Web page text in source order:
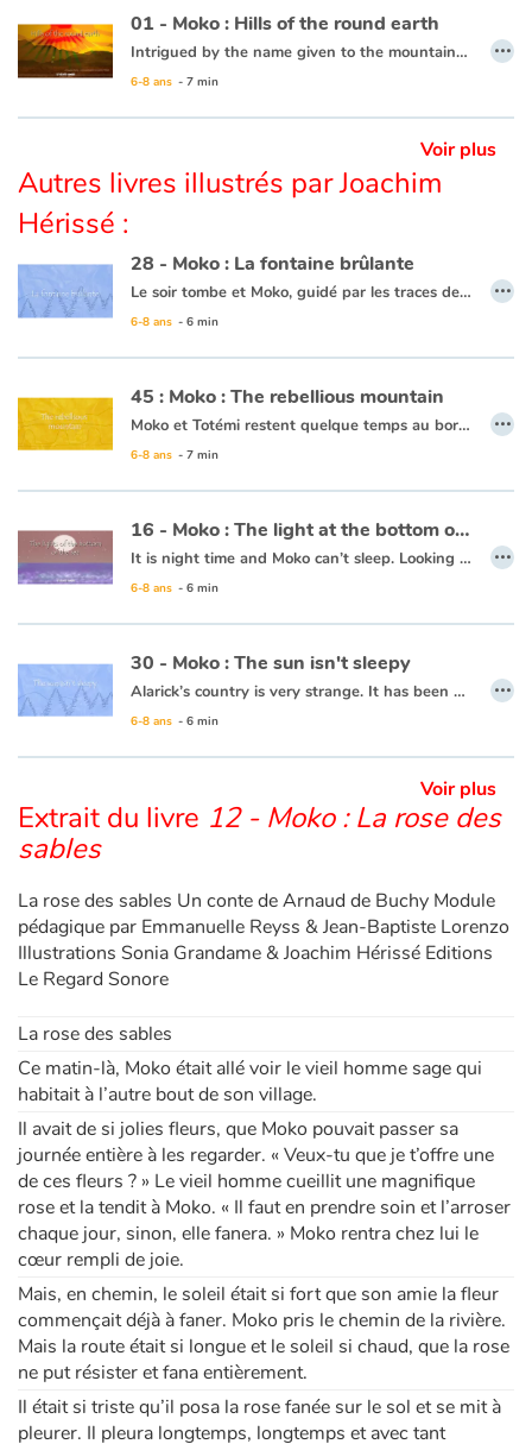
01 - Moko : Hills of the round earth
Intrigued by the name given to the mountains in the horizon, “the Hills of the round Earth”, Moko ventures off to see if the Earth is, in fact, round. An old wise man tells him that yes, if he were to walk in a straight line he could very well go all the way around the earth and come back to his starting point. Moko does as he is told and travels all the way around the Earth and returns back to his village, but since he didn’t have the feeling that he was walking around a sphere, he continues thinking that the Earth is flat.
This book is available in French:01 - Moko : Les monts de la terre ronde
6-8 ans - 7 min
…
Voir plus
Autres livres illustrés par Joachim
Hérissé :
28 - Moko : La fontaine brûlante
Le soir tombe et Moko, guidé par les traces de pas dans la neige, atteint un village qui semble inhabité... Mais il rencontre, à l’orée d’un bosquet, un jeune garçon du nom d’Alarick qui coupe du bois pour se chauffer. Celui-ci l’invite à venir chez lui. En chemin, un bruit étrange, comme le souffle d’un monstre, les fait sursauter. Moko veut aller voir, pensant que c’est à cause de cela que les habitants ne sortent pas. Alarick lui fait alors découvrir, derrière le village, un geyser et une mare d’eau chaude. Moko se dit qu’Alarick doit en savoir tant sur les secrets de cet étrange pays qu’il doit accepter de rester un temps… le bout du monde attendra encore un peu !
Ce livre est disponible en anglais :28 - Moko : The burning fountain
6-8 ans - 6 min
…
45 : Moko : The rebellious mountain
Moko et Totémi restent quelque temps au bord de ce lac. Un matin, un immense bruit agite le village. C’est alors qu’une coulée de boue géante descend du flanc de la montagne et menace d’engloutir le village. Moko s’avance vers la coulée de boue en implorant la montagne d’épargner le village. Il se souvient de Meï-Li qui savait parler à la montagne. Il sort de sa poche la pierre précieuse qu’elle lui avait offerte et s’apprête à l’offrir comme avait fait Meï-Li au bord du volcan. Mais Totémi l’en empêche et lui offre le collier qu’elle a au cou. La montagne épargne le village et la boue se déverse dans le lac. Moko promet d’offrir un jour à Totémi ce qu’il aura de plus cher...
Ce livre est disponible en français :45 - Moko : Les montagnes se rebelle
6-8 ans - 7 min
…
16 - Moko : The light at the bottom of the sea
It is night time and Moko can’t sleep. Looking out to the horizon, he notices a shot of colour at the water’s surface. He wakes Mei-Li to ask her what he is seeing. Together they take a barge and set off. Under them, a rainbow of colours is dancing in the waves. Moko and Mei-Li think that the fish must be organizing a party and decide to dive in. Bit by bit the sun is rising and day is breaking. The two friends return to the village, overjoyed at the wonders of the ocean.
This book is available in French:16 - Moko : La lumière du fond des eaux
6-8 ans - 6 min
…
30 - Moko : The sun isn't sleepy
Alarick’s country is very strange. It has been many days now that night has not falen, and no one seems to be worried. Moko decides to head towards the horizon to see what is keeping the sun from setting and Alarick goes with him. Along the way, Moko tries to lull the sun to sleep with a lullaby from his country. The sun looks like it will set, but stops short and rises again. Perhaps the ocean is frozen at the horizon and is keeping the sun from setting. He decides to ask the fishermen and one of them responds that the world is filled with such mysteries and that it is more precious for him to learn the secrets of his friend than that of the sun.
This book is available in French:30 - Moko : le solein n'a pas sommeil
6-8 ans - 6 min
…
Voir plus
Extrait du livre 12 - Moko : La rose des
sables
La rose des sables Un conte de Arnaud de Buchy Module
pédagique par Emmanuelle Reyss & Jean-Baptiste Lorenzo
Illustrations Sonia Grandame & Joachim Hérissé Editions
Le Regard Sonore
La rose des sables
Ce matin-là, Moko était allé voir le vieil homme sage qui
habitait à l’autre bout de son village.
Il avait de si jolies fleurs, que Moko pouvait passer sa
journée entière à les regarder. « Veux-tu que je t’offre une
de ces fleurs ? » Le vieil homme cueillit une magnifique
rose et la tendit à Moko. « Il faut en prendre soin et l’arroser
chaque jour, sinon, elle fanera. » Moko rentra chez lui le
cœur rempli de joie.
Mais, en chemin, le soleil était si fort que son amie la fleur
commençait déjà à faner. Moko pris le chemin de la rivière.
Mais la route était si longue et le soleil si chaud, que la rose
ne put résister et fana entièrement.
Il était si triste qu’il posa la rose fanée sur le sol et se mit à
pleurer. Il pleura longtemps, longtemps et avec tant